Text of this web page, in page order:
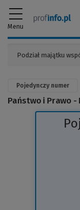
Menu
Pojedynczy numer
Państwo i Prawo